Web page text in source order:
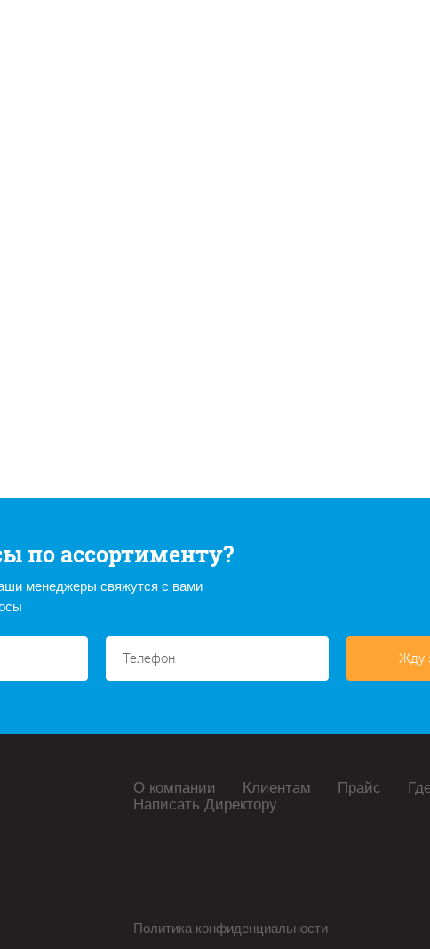
по ассортименту?
менеджеры свяжутся с вами
Жду
О компании Клиентам Прайс
Написать Директору
Политика конфиденциальности